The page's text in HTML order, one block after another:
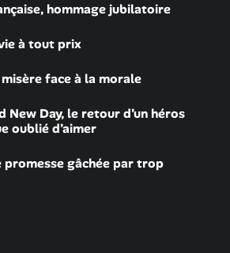
hommage jubilatoire
à tout prix
misère face à la morale
New Day, le retour d’un héros
oublié d’aimer
promesse gâchée par trop